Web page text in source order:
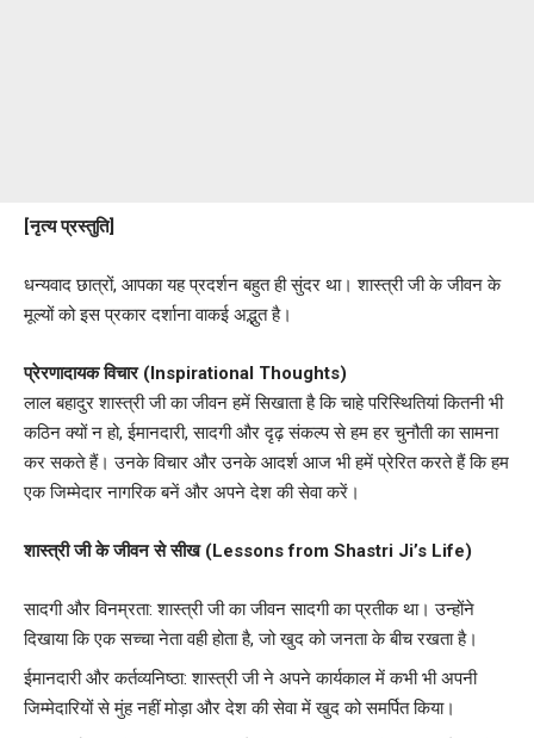
[नृत्य प्रस्तुति]
धन्यवाद छात्रों, आपका यह प्रदर्शन बहुत ही सुंदर था। शास्त्री जी के जीवन के
मूल्यों को इस प्रकार दर्शाना वाकई अद्भुत है।
प्रेरणादायक विचार (Inspirational Thoughts)
लाल बहादुर शास्त्री जी का जीवन हमें सिखाता है कि चाहे परिस्थितियां कितनी भी
कठिन क्यों न हो, ईमानदारी, सादगी और दृढ़ संकल्प से हम हर चुनौती का सामना
कर सकते हैं। उनके विचार और उनके आदर्श आज भी हमें प्रेरित करते हैं कि हम
एक जिम्मेदार नागरिक बनें और अपने देश की सेवा करें।
शास्त्री जी के जीवन से सीख (Lessons from Shastri Ji’s Life)
सादगी और विनम्रता: शास्त्री जी का जीवन सादगी का प्रतीक था। उन्होंने
दिखाया कि एक सच्चा नेता वही होता है, जो खुद को जनता के बीच रखता है।
ईमानदारी और कर्तव्यनिष्ठा: शास्त्री जी ने अपने कार्यकाल में कभी भी अपनी
जिम्मेदारियों से मुंह नहीं मोड़ा और देश की सेवा में खुद को समर्पित किया।